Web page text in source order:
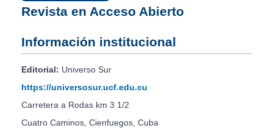
Revista en Acceso Abierto
Información institucional
Editorial: Universo Sur
https://universosur.ucf.edu.cu
Carretera a Rodas km 3 1/2
Cuatro Caminos, Cienfuegos, Cuba